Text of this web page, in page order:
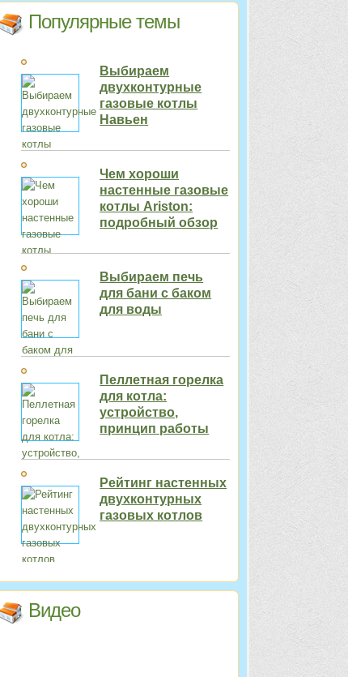
Популярные темы
Выбираем
двухконтурные
газовые котлы
Навьен
Чем хороши
настенные газовые
котлы Ariston:
подробный обзор
Выбираем печь
для бани с баком
для воды
Пеллетная горелка
для котла:
устройство,
принцип работы
Рейтинг настенных
двухконтурных
газовых котлов
Видео